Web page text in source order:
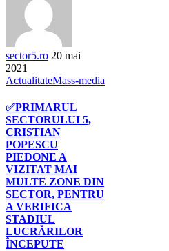
sector5.ro 20 mai
2021
ActualitateMass-media
✅PRIMARUL
SECTORULUI 5,
CRISTIAN
POPESCU
PIEDONE A
VIZITAT MAI
MULTE ZONE DIN
SECTOR, PENTRU
A VERIFICA
STADIUL
LUCRĂRILOR
ÎNCEPUTE